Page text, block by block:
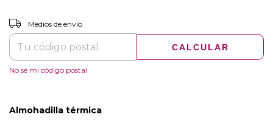
Entregas para el CP:
Medios de envío
CALCULAR
No sé mi código postal
Almohadilla térmica